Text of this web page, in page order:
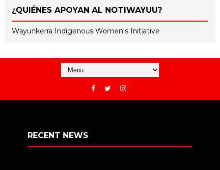
¿QUIÉNES APOYAN AL NOTIWAYUU?
Wayunkerra Indigenous Women's Initiative
RECENT NEWS